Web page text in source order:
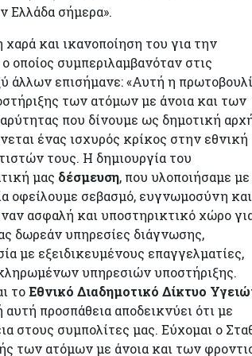
Ελλάδα σήμερα».
χαρά και ικανοποίηση του για την
οποίος συμπεριλαμβανόταν στις
άλλων επισήμανε: «Αυτή η
των ατόμων με άνοια και των
που δίνουμε ως δημοτική
ένας ισχυρός κρίκος στην εθνική
τους. Η δημιουργία του
μας δέσμευση, που υλοποιήσαμε με
οφείλουμε σεβασμό, ευγνωμοσύνη και
ασφαλή και υποστηρικτικό χώρο
δωρεάν υπηρεσίες διάγνωσης,
με εξειδικευμένους επαγγελματίες,
υπηρεσιών υποστήριξης.
τοΕθνικό Διαδημοτικό Δίκτυο
προσπάθεια αποδεικνύει ότι με
στους συμπολίτες μας. Εύχομαι ο
των ατόμων με άνοια και των